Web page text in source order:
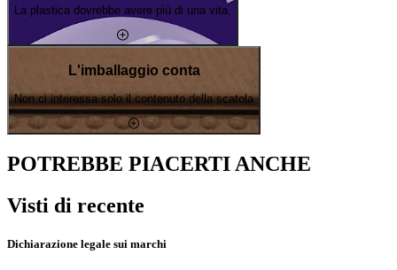
La plastica dovrebbe avere più di una vita.
L'imballaggio conta
Non ci interessa solo il contenuto della scatola
POTREBBE PIACERTI ANCHE
Visti di recente
Dichiarazione legale sui marchi